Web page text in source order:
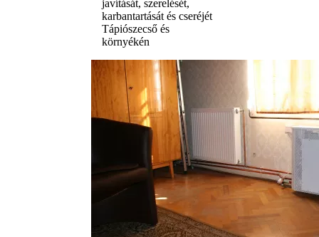
javítását, szerelését,
karbantartását és cseréjét
Tápiószecső és
környékén